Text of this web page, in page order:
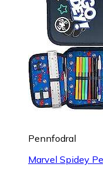
Pennfodral
Marvel Spidey